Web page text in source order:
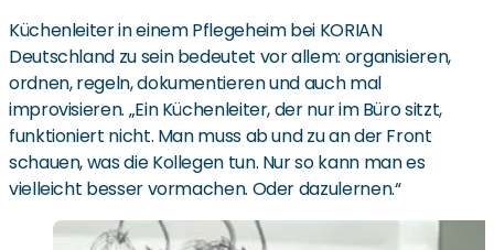
Küchenleiter in einem Pflegeheim bei KORIAN
Deutschland zu sein bedeutet vor allem: organisieren,
ordnen, regeln, dokumentieren und auch mal
improvisieren. „Ein Küchenleiter, der nur im Büro sitzt,
funktioniert nicht. Man muss ab und zu an der Front
schauen, was die Kollegen tun. Nur so kann man es
vielleicht besser vormachen. Oder dazulernen.“